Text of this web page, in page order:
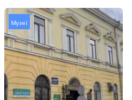
Музеї